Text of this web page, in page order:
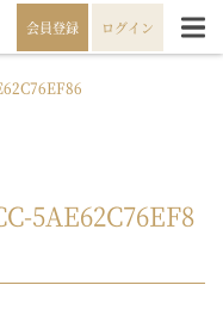
会員登録 ログイン
5AE62C76EF8